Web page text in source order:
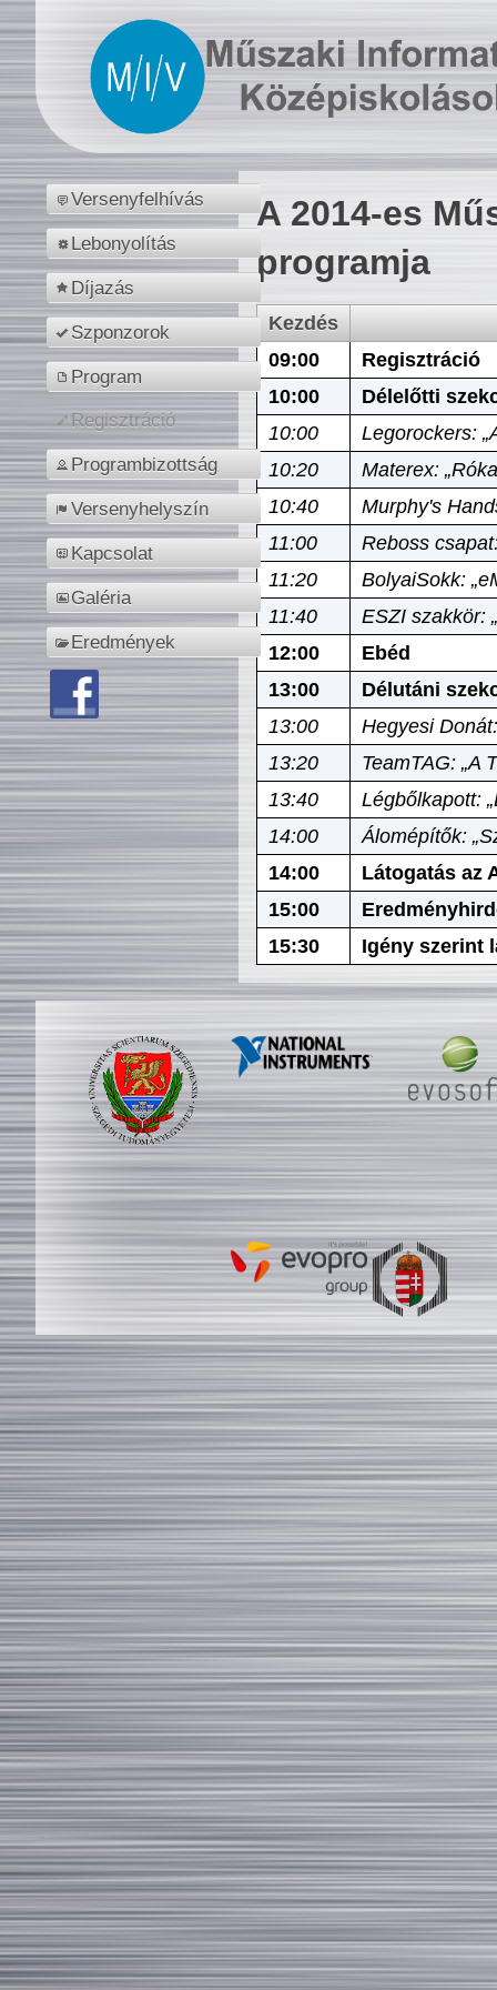
Versenyfelhívás
Lebonyolítás
Díjazás
Szponzorok
Program
Regisztráció
Programbizottság
Versenyhelyszín
Kapcsolat
Galéria
Eredmények
A 2014-es
programja
Kezdés
09:00
Regisztráció
10:00
Délelőtti
10:00
Legorockers:
10:20
Materex:
10:40
Murphy's
11:00
Reboss
11:20
BolyaiSokk:
11:40
ESZI szakkör:
12:00
Ebéd
13:00
Délutáni
13:00
Hegyesi
13:20
TeamTAG: „A
13:40
Légbőlkapott:
14:00
Álomépítők:
14:00
Látogatás az
15:00
15:30
Igény szerint